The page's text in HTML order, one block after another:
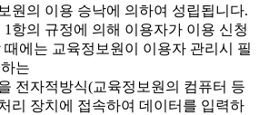
원의 이용 승낙에 의하여 성립됩니다.
항의 규정에 의해 이용자가 이용 신청
때에는 교육정보원이 이용자 관리시 필
는
전자적방식(교육정보원의 컴퓨터 등
리 장치에 접속하여 데이터를 입력하